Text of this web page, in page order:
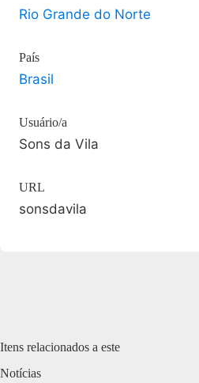
Rio Grande do Norte
País
Brasil
Usuário/a
Sons da Vila
URL
sonsdavila
Itens relacionados a este
Notícias